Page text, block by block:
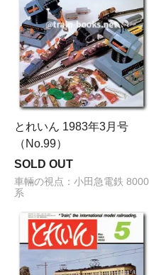
とれいん 1983年3月号
（No.99）
SOLD OUT
車輛の視点：小田急電鉄 8000
系